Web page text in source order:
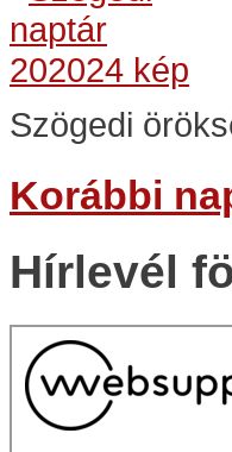
Szögedi
Korábbi
Hírlevél